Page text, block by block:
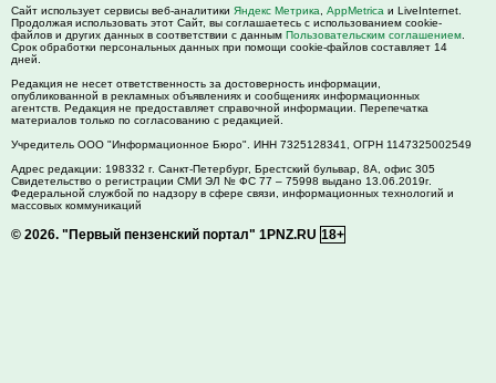
Сайт использует сервисы веб-аналитики Яндекс Метрика AppMetrica и LiveInternet.
Продолжая использовать этот Сайт, вы соглашаетесь с использованием cookie-
файлов и других данных в соответствии с данным Пользовательским соглашением
Срок обработки персональных данных при помощи cookie-файлов составляет 14
дней.
Редакция не несет ответственность за достоверность информации,
опубликованной в рекламных объявлениях и сообщениях информационных
агентств. Редакция не предоставляет справочной информации. Перепечатка
материалов только по согласованию с редакцией.
Учредитель ООО "Информационное Бюро". ИНН 7325128341, ОГРН 1147325002549
Адрес редакции: 198332 г. Санкт-Петербург, Брестский бульвар, 8А, офис 305
Свидетельство о регистрации СМИ ЭЛ № ФС 77 – 75998 выдано 13.06.2019г.
Федеральной службой по надзору в сфере связи, информационных технологий и
массовых коммуникаций
© 2026. "Первый пензенский портал" 1PNZ.RU 18+